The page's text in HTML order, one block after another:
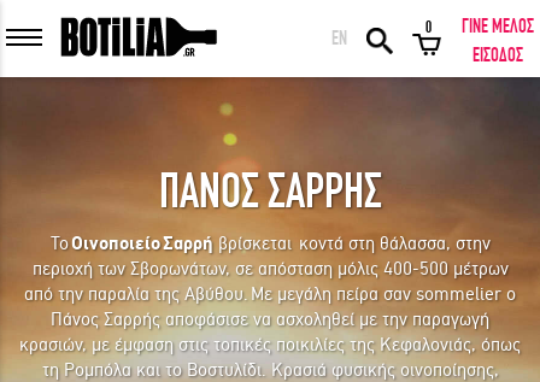
ΕΙΣΟΔΟΣ ΜΕΛΩΝ
ΕΙΣΟΔΟΣ Ξέχασα τον κωδικό μου!
ΕΙΣΟΔΟΣ ΜΕ FACEBOOK
EN
0
ΓΙΝΕ ΜΕΛΟΣ
ΕΙΣΟΔΟΣ
ΠΑΝΟΣ ΣΑΡΡΗΣ
ΤοΟινοποιείο Σαρρήβρίσκεται κοντά στη θάλασσα, στην
περιοχή των Σβορωνάτων, σε απόσταση μόλις 400-500 μέτρων
από την παραλία της Αβύθου. Με μεγάλη πείρα σαν sommelier ο
Πάνος Σαρρής αποφάσισε να ασχοληθεί με την παραγωγή
κρασιών, με έμφαση στις τοπικές ποικιλίες της Κεφαλονιάς, όπως
τη Ρομπόλα και το Βοστυλίδι. Κρασιά φυσικής οινοποίησης,